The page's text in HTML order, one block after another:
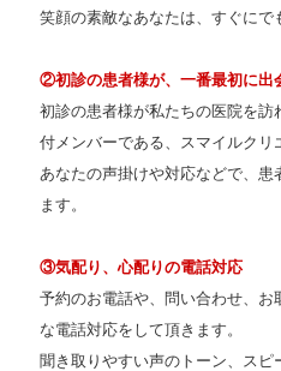
笑顔の素敵なあなたは、すぐにで
②初診の患者様が、一番最初に出
初診の患者様が私たちの医院を
付メンバーである、スマイルクリ
あなたの声掛けや対応などで、患
ます。
③気配り、心配りの電話対応
予約のお電話や、問い合わせ、お
な電話対応をして頂きます。
聞き取りやすい声のトーン、スピ